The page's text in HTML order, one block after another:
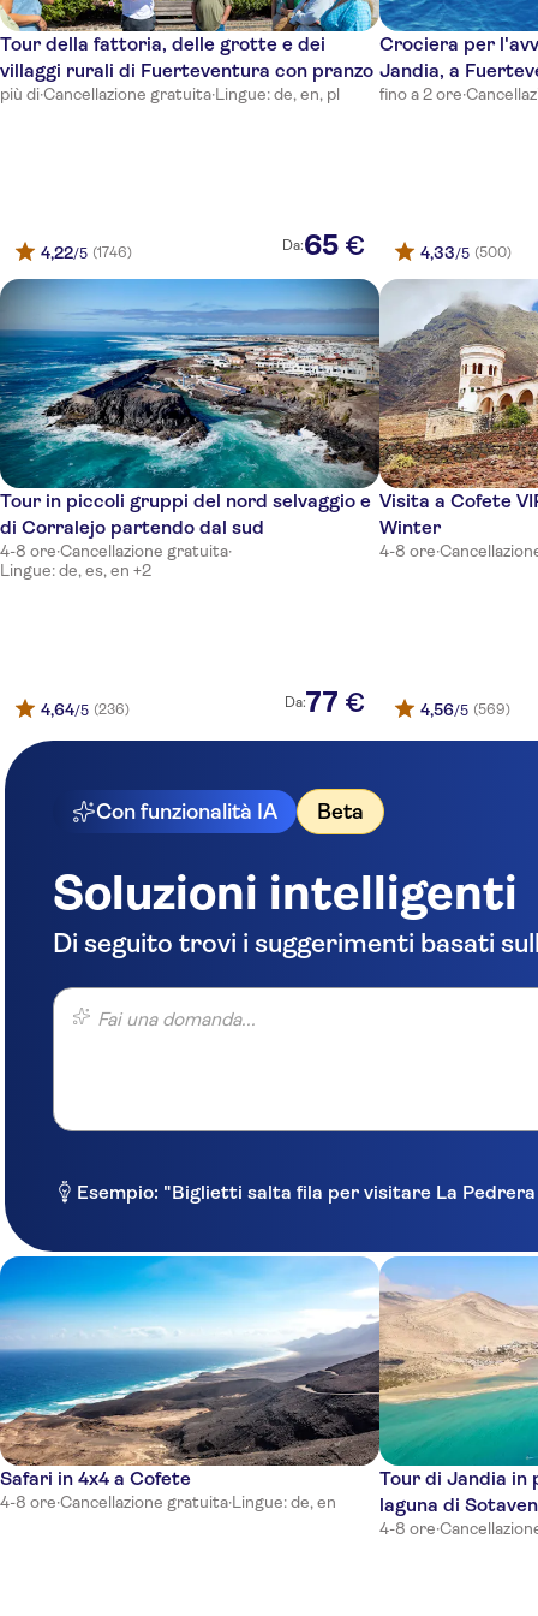
SBH Costa Calma Beach Resort
Royal Suite
SBH Club Paraiso Playa
Iberostar Selection Fuerteventura Palace
Alua Village Fuerteventura
Hotel fuerteventura playa
Club Jandia Princess
Iberostar Waves Playa Gaviotas
Palm Garden
SBH Hotel Fuerteventura Playa
Royal Palm Resort & Spa
Iberostar Waves Gaviotas Park
Sol Fuerteventura Jandia
Jandia Golf
R2 HIGOS BEACH
IFA Altamarena by Lopesan Hotels
Alameda de Jandia
XQ El Palacete
Tour della fattoria, delle grotte e dei
villaggi rurali di Fuerteventura con pranzo
più di·Cancellazione gratuita·Lingue: de, en, pl
4,22/5 (1746) Da:65 €
Crociera per
Jandia, a
fino a 2 ore·
4,33/5 (500)
Tour in piccoli gruppi del nord selvaggio e
di Corralejo partendo dal sud
4-8 ore·Cancellazione gratuita·
Lingue: de, es, en +2
4,64/5 (236) Da:77 €
Visita a Cofete
Winter
4-8 ore·
4,56/5 (569)
Con funzionalità IA Beta
Soluzioni intelligenti
Di seguito trovi i suggerimenti basati
Fai una domanda...
Esempio: "Biglietti salta fila per visitare La
Safari in 4x4 a Cofete
4-8 ore·Cancellazione gratuita·Lingue: de, en
Tour di Jandia in
laguna di
Jable
4-8 ore·